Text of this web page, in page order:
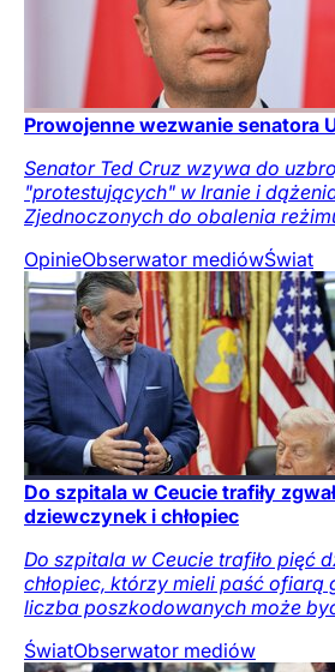
Prowojenne wezwanie senatora
Senator Ted Cruz wzywa do
"protestujących" w Iranie i
Zjednoczonych do obalenia
OpinieObserwator mediówŚwiat
Do szpitala w Ceucie trafiły
dziewczynek i chłopiec
Do szpitala w Ceucie trafiło pięć
chłopiec, którzy mieli paść ofiarą
liczba poszkodowanych może
ŚwiatObserwator mediów